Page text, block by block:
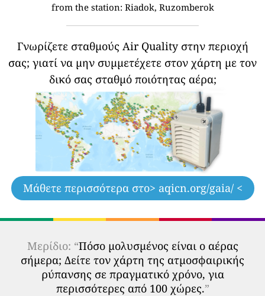
from the station: Riadok, Ruzomberok
Γνωρίζετε σταθμούς Air Quality στην περιοχή
σας; γιατί να μην συμμετέχετε στον χάρτη με τον
δικό σας σταθμό ποιότητας αέρα;
Μάθετε περισσότερα στο> aqicn.org/gaia/ <
Μερίδιο: “Πόσο μολυσμένος είναι ο αέρας
σήμερα; Δείτε τον χάρτη της ατμοσφαιρικής
ρύπανσης σε πραγματικό χρόνο, για
περισσότερες από 100 χώρες.”